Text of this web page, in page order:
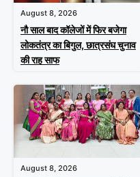
August 8, 2026
नौ साल बाद कॉलेजों में फिर बजेगा
लोकतंत्र का बिगुल, छात्रसंघ चुनाव
की राह साफ
August 8, 2026